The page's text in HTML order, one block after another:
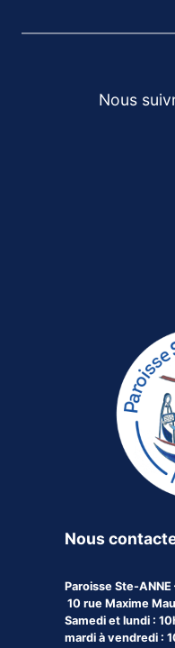
Nous
Nous
Paroisse Ste-
10 rue Maxime
Samedi et lundi :
mardi à vendredi :